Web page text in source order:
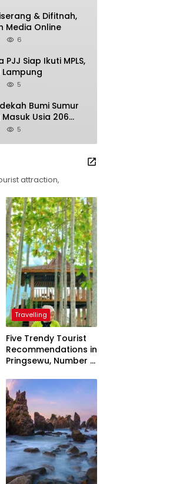
& Difitnah,
Media Online
6
PJJ Siap Ikuti MPLS,
5
Bumi Sumur
Usia 206
5
attraction,
Travelling
Five Trendy Tourist
Recommendations in
Pringsewu, Number 3
President